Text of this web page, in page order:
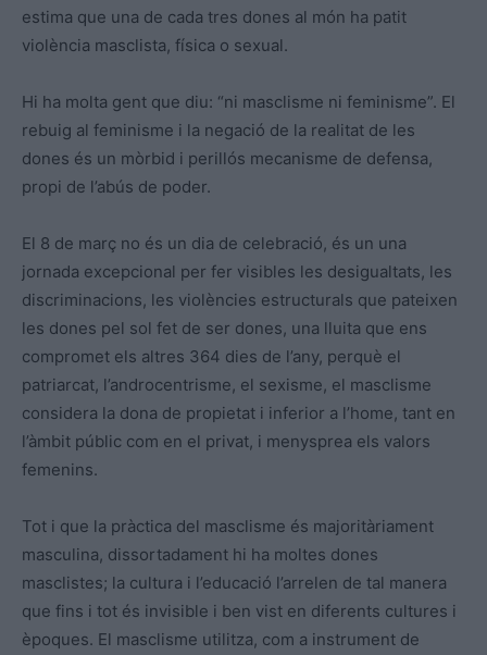
estima que una de cada tres dones al món ha patit
violència masclista, física o sexual.
Hi ha molta gent que diu: “ni masclisme ni feminisme”. El
rebuig al feminisme i la negació de la realitat de les
dones és un mòrbid i perillós mecanisme de defensa,
propi de l’abús de poder.
El 8 de març no és un dia de celebració, és un una
jornada excepcional per fer visibles les desigualtats, les
discriminacions, les violències estructurals que pateixen
les dones pel sol fet de ser dones, una lluita que ens
compromet els altres 364 dies de l’any, perquè el
patriarcat, l’androcentrisme, el sexisme, el masclisme
considera la dona de propietat i inferior a l’home, tant en
l’àmbit públic com en el privat, i menysprea els valors
femenins.
Tot i que la pràctica del masclisme és majoritàriament
masculina, dissortadament hi ha moltes dones
masclistes; la cultura i l’educació l’arrelen de tal manera
que fins i tot és invisible i ben vist en diferents cultures i
èpoques. El masclisme utilitza, com a instrument de